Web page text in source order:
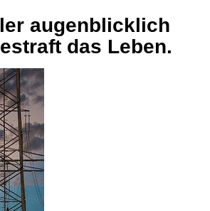
augenblicklich
das Leben.